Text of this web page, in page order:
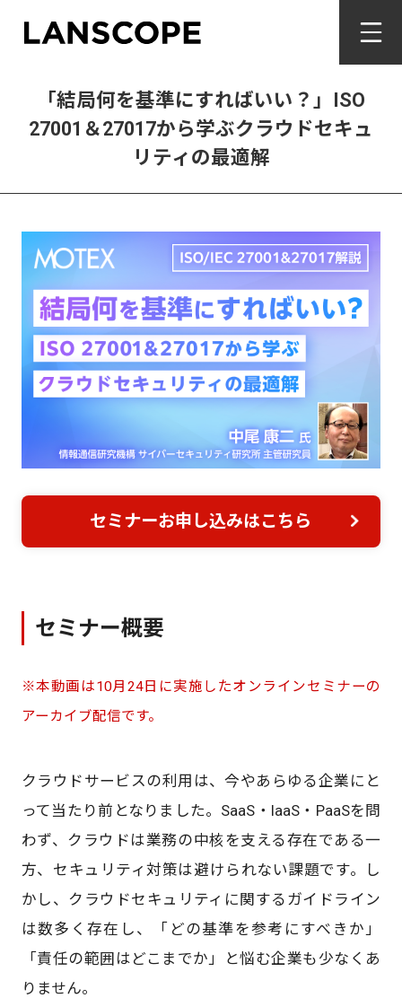
「結局何を基準にすればいい？」ISO
27001＆27017から学ぶクラウドセキュ
リティの最適解
セミナーお申し込みはこちら
セミナー概要
※本動画は10月24日に実施したオンラインセミナーの
アーカイブ配信です。
クラウドサービスの利用は、今やあらゆる企業にと
って当たり前となりました。SaaS・IaaS・PaaSを問
わず、クラウドは業務の中核を支える存在である一
方、セキュリティ対策は避けられない課題です。し
かし、クラウドセキュリティに関するガイドライン
は数多く存在し、「どの基準を参考にすべきか」
「責任の範囲はどこまでか」と悩む企業も少なくあ
りません。